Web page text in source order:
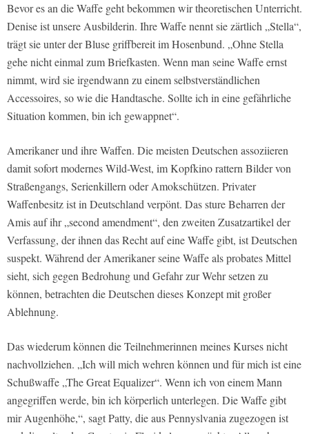
Bevor es an die Waffe geht bekommen wir theoretischen Unterricht.
Denise ist unsere Ausbilderin. Ihre Waffe nennt sie zärtlich „Stella“,
trägt sie unter der Bluse griffbereit im Hosenbund. „Ohne Stella
gehe nicht einmal zum Briefkasten. Wenn man seine Waffe ernst
nimmt, wird sie irgendwann zu einem selbstverständlichen
Accessoires, so wie die Handtasche. Sollte ich in eine gefährliche
Situation kommen, bin ich gewappnet“.
Amerikaner und ihre Waffen. Die meisten Deutschen assoziieren
damit sofort modernes Wild-West, im Kopfkino rattern Bilder von
Straßengangs, Serienkillern oder Amokschützen. Privater
Waffenbesitz ist in Deutschland verpönt. Das sture Beharren der
Amis auf ihr „second amendment“, den zweiten Zusatzartikel der
Verfassung, der ihnen das Recht auf eine Waffe gibt, ist Deutschen
suspekt. Während der Amerikaner seine Waffe als probates Mittel
sieht, sich gegen Bedrohung und Gefahr zur Wehr setzen zu
können, betrachten die Deutschen dieses Konzept mit großer
Ablehnung.
Das wiederum können die Teilnehmerinnen meines Kurses nicht
nachvollziehen. „Ich will mich wehren können und für mich ist eine
Schußwaffe „The Great Equalizer“. Wenn ich von einem Mann
angegriffen werde, bin ich körperlich unterlegen. Die Waffe gibt
mir Augenhöhe,“, sagt Patty, die aus Pennyslvania zugezogen ist